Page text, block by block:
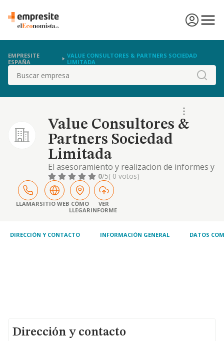
EMPRESITE
ESPAÑA
VALUE CONSULTORES & PARTNERS SOCIEDAD
LIMITADA
Buscar
Value Consultores &
Partners Sociedad
Limitada
El asesoramiento y realizacion de informes y
estudios en materias de caracter comercial,
economico, financiero, juridico, fiscal,
contable, administrativo y de organizacion
0/5( 0 votos)
LLAMARSITIO WEB CÓMO
LLEGAR
VER
INFORME
DIRECCIÓN Y CONTACTO INFORMACIÓN GENERAL DATOS
Dirección y contacto